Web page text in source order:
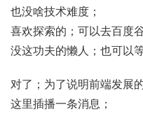
也没啥技术难度；
喜欢探索的；可以去百度
没这功夫的懒人；也可以
对了；为了说明前端发展
这里插播一条消息；